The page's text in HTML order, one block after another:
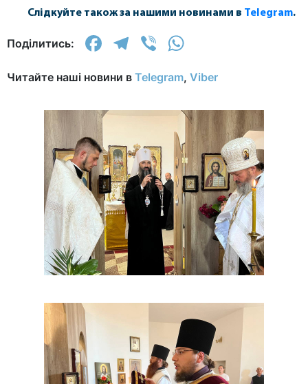
Слідкуйте також за нашими новинами в Telegram.
Поділитись: Facebook
Telegram
Viber
Читайте наші новини в Telegram, Viber